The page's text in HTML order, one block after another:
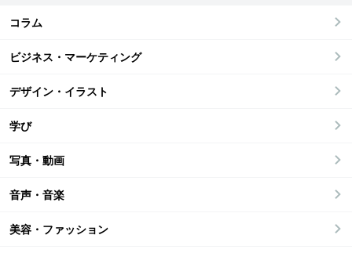
コラム
ビジネス・マーケティング
デザイン・イラスト
学び
写真・動画
音声・音楽
美容・ファッション